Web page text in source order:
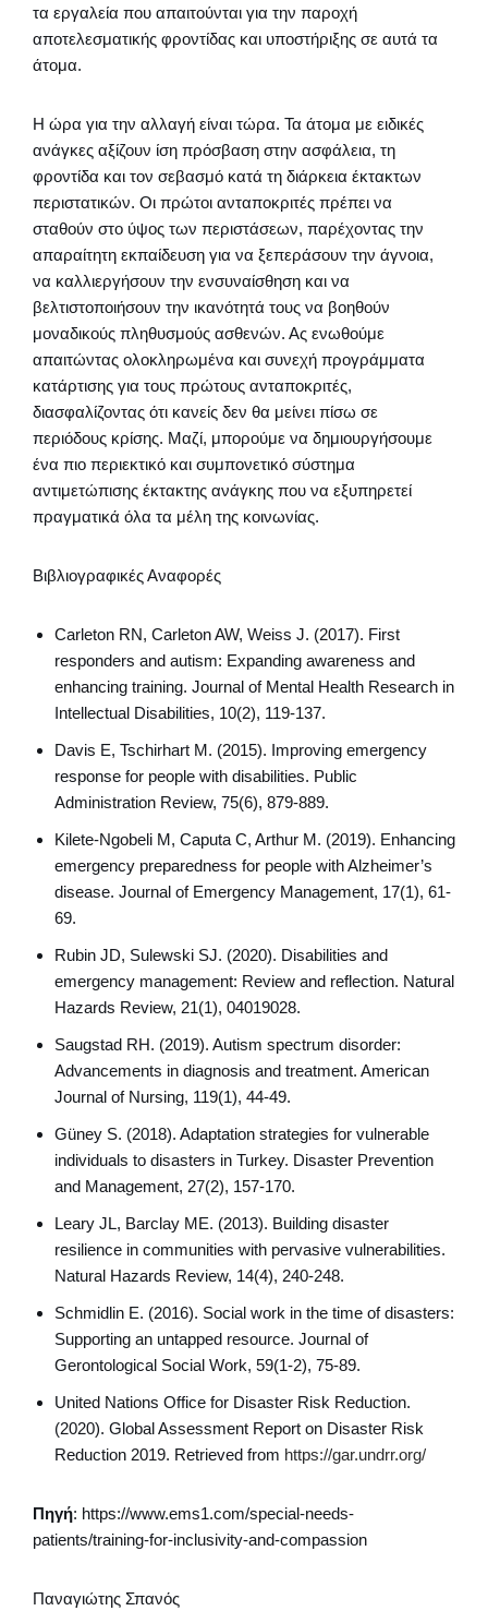
τα εργαλεία που απαιτούνται για την παροχή
αποτελεσματικής φροντίδας και υποστήριξης σε αυτά τα
άτομα.
Η ώρα για την αλλαγή είναι τώρα. Τα άτομα με ειδικές
ανάγκες αξίζουν ίση πρόσβαση στην ασφάλεια, τη
φροντίδα και τον σεβασμό κατά τη διάρκεια έκτακτων
περιστατικών. Οι πρώτοι ανταποκριτές πρέπει να
σταθούν στο ύψος των περιστάσεων, παρέχοντας την
απαραίτητη εκπαίδευση για να ξεπεράσουν την άγνοια,
να καλλιεργήσουν την ενσυναίσθηση και να
βελτιστοποιήσουν την ικανότητά τους να βοηθούν
μοναδικούς πληθυσμούς ασθενών. Ας ενωθούμε
απαιτώντας ολοκληρωμένα και συνεχή προγράμματα
κατάρτισης για τους πρώτους ανταποκριτές,
διασφαλίζοντας ότι κανείς δεν θα μείνει πίσω σε
περιόδους κρίσης. Μαζί, μπορούμε να δημιουργήσουμε
ένα πιο περιεκτικό και συμπονετικό σύστημα
αντιμετώπισης έκτακτης ανάγκης που να εξυπηρετεί
πραγματικά όλα τα μέλη της κοινωνίας.
Βιβλιογραφικές Αναφορές
Carleton RN, Carleton AW, Weiss J. (2017). First
responders and autism: Expanding awareness and
enhancing training. Journal of Mental Health Research in
Intellectual Disabilities, 10(2), 119-137.
Davis E, Tschirhart M. (2015). Improving emergency
response for people with disabilities. Public
Administration Review, 75(6), 879-889.
Kilete-Ngobeli M, Caputa C, Arthur M. (2019). Enhancing
emergency preparedness for people with Alzheimer’s
disease. Journal of Emergency Management, 17(1), 61-
69.
Rubin JD, Sulewski SJ. (2020). Disabilities and
emergency management: Review and reflection. Natural
Hazards Review, 21(1), 04019028.
Saugstad RH. (2019). Autism spectrum disorder:
Advancements in diagnosis and treatment. American
Journal of Nursing, 119(1), 44-49.
Güney S. (2018). Adaptation strategies for vulnerable
individuals to disasters in Turkey. Disaster Prevention
and Management, 27(2), 157-170.
Leary JL, Barclay ME. (2013). Building disaster
resilience in communities with pervasive vulnerabilities.
Natural Hazards Review, 14(4), 240-248.
Schmidlin E. (2016). Social work in the time of disasters:
Supporting an untapped resource. Journal of
Gerontological Social Work, 59(1-2), 75-89.
United Nations Office for Disaster Risk Reduction.
(2020). Global Assessment Report on Disaster Risk
Reduction 2019. Retrieved from https://gar.undrr.org/
Πηγή: https://www.ems1.com/special-needs-
patients/training-for-inclusivity-and-compassion
Παναγιώτης Σπανός